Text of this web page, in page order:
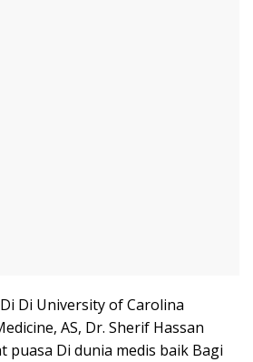
Di University of Carolina
AS, Dr. Sherif Hassan
puasa Di dunia medis baik Bagi